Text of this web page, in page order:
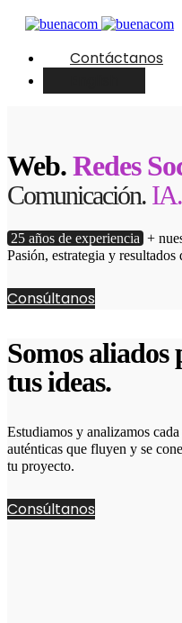
Contáctanos
Web.Redes
Comunicación. IA.
25 años de experiencia +
Pasión, estrategia y
Consúltanos
Somos aliados
tus ideas.
Estudiamos y analizamos
auténticas que fluyen y se
tu proyecto.
Consúltanos